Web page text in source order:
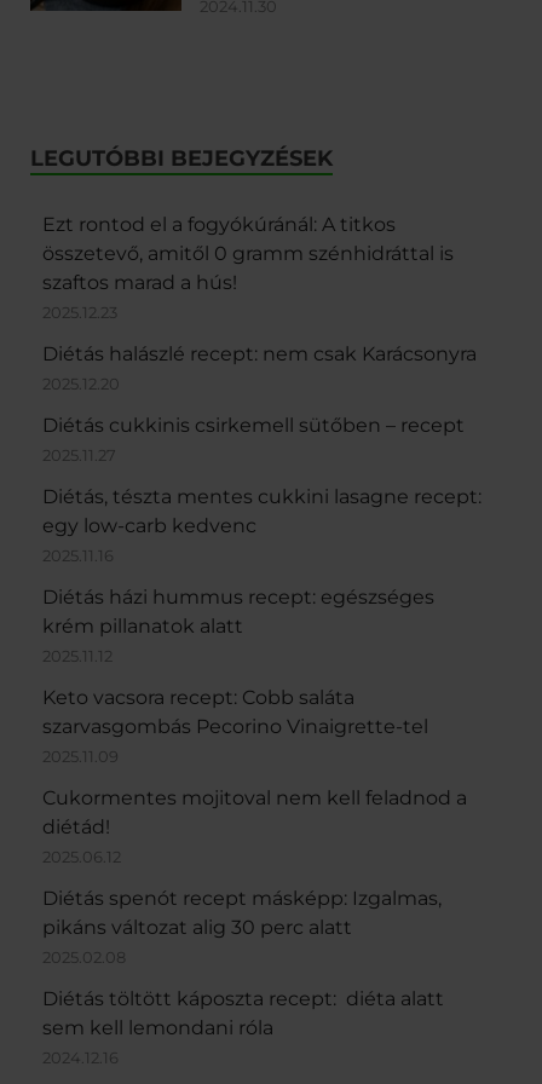
2024.11.30
LEGUTÓBBI BEJEGYZÉSEK
Ezt rontod el a fogyókúránál: A titkos
összetevő, amitől 0 gramm szénhidráttal is
szaftos marad a hús!
2025.12.23
Diétás halászlé recept: nem csak Karácsonyra
2025.12.20
Diétás cukkinis csirkemell sütőben – recept
2025.11.27
Diétás, tészta mentes cukkini lasagne recept:
egy low-carb kedvenc
2025.11.16
Diétás házi hummus recept: egészséges
krém pillanatok alatt
2025.11.12
Keto vacsora recept: Cobb saláta
szarvasgombás Pecorino Vinaigrette-tel
2025.11.09
Cukormentes mojitoval nem kell feladnod a
diétád!
2025.06.12
Diétás spenót recept másképp: Izgalmas,
pikáns változat alig 30 perc alatt
2025.02.08
Diétás töltött káposzta recept: diéta alatt
sem kell lemondani róla
2024.12.16